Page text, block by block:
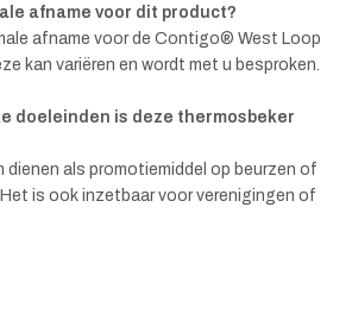
afname voor dit product?
afname voor de Contigo® West Loop
kan variëren en wordt met u besproken.
doeleinden is deze thermosbeker
dienen als promotiemiddel op beurzen of
is ook inzetbaar voor verenigingen of